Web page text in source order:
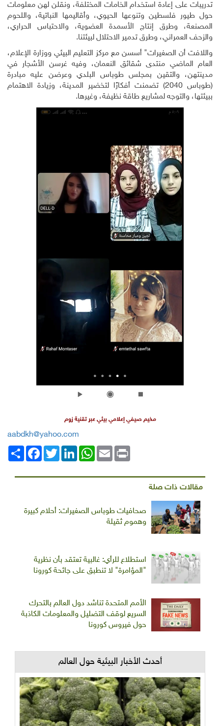
تدريبات على إعادة استخدام الخامات المختلفة، ونقلن لهن معلومات
حول طيور فلسطين وتنوعها الحيوي، وأقاليمها النباتية، واللحوم
المصنعة، وطرق إنتاج الأسمدة العضوية، والاحتباس الحراري،
والزحف العمراني، وطرق تدمير الاحتلال لبيئتنا.
واللافت أن الصغيرات" أسسن مع مركز التعليم البيئي ووزارة الإعلام،
العام الماضي منتدى شقائق النعمان، وفيه غرسن الأشجار في
مدينتهن، والتقين بمجلس طوباس البلدي وعرضن عليه مبادرة
(طوباس 2040) تضمنت أفكارًا لتخضير المدينة، وزيادة الاهتمام
ببيئتها، والتوجه لمشاريع طاقة نظيفة، وغيرها.
مخيم صيفي إعلامي بيئي عبر تقنية زوم
aabdkh@yahoo.com
انشر
FacebookTwitterLinkedIn
WhatsAppEmail Print
مقالات ذات صلة
صحافيات طوباس الصغيرات: أحلام كبيرة
وهموم ثقيلة
استطلاع للرأي: غالبية تعتقد بأن نظرية
"المؤامرة" لا تنطبق على جائحة كورونا
الأمم المتحدة تناشد دول العالم بالتحرك
السريع لوقف التضليل والمعلومات الكاذبة
حول فيروس كورونا
أحدث الأخبار البيئية حول العالم